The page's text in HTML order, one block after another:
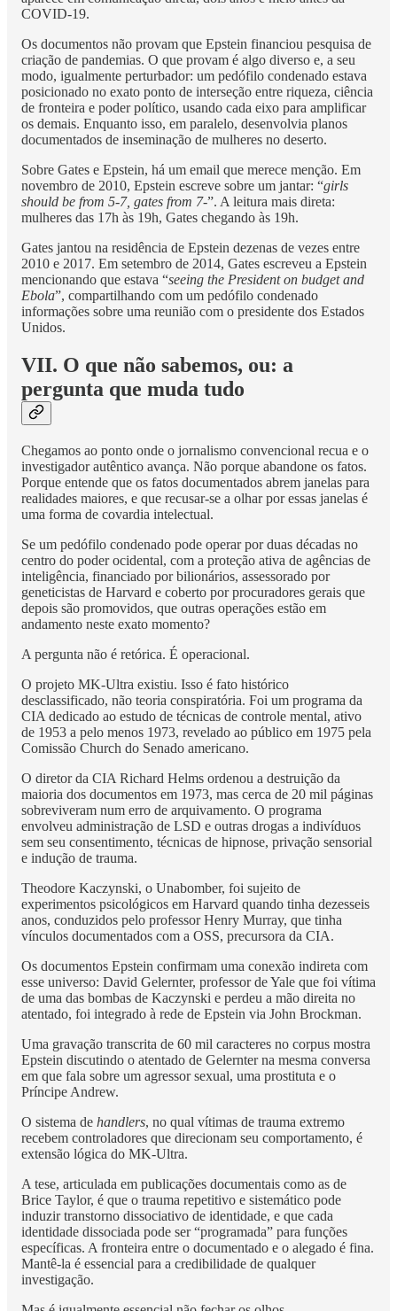
COVID-19.
Os documentos não provam que Epstein financiou pesquisa de
criação de pandemias. O que provam é algo diverso e, a seu
modo, igualmente perturbador: um pedófilo condenado estava
posicionado no exato ponto de interseção entre riqueza, ciência
de fronteira e poder político, usando cada eixo para amplificar
os demais. Enquanto isso, em paralelo, desenvolvia planos
documentados de inseminação de mulheres no deserto.
Sobre Gates e Epstein, há um email que merece menção. Em
novembro de 2010, Epstein escreve sobre um jantar: “girls
should be from 5-7, gates from 7-”. A leitura mais direta:
mulheres das 17h às 19h, Gates chegando às 19h.
Gates jantou na residência de Epstein dezenas de vezes entre
2010 e 2017. Em setembro de 2014, Gates escreveu a Epstein
mencionando que estava “seeing the President on budget and
Ebola”, compartilhando com um pedófilo condenado
informações sobre uma reunião com o presidente dos Estados
Unidos.
VII. O que não sabemos, ou: a
pergunta que muda tudo
Chegamos ao ponto onde o jornalismo convencional recua e o
investigador autêntico avança. Não porque abandone os fatos.
Porque entende que os fatos documentados abrem janelas para
realidades maiores, e que recusar-se a olhar por essas janelas é
uma forma de covardia intelectual.
Se um pedófilo condenado pode operar por duas décadas no
centro do poder ocidental, com a proteção ativa de agências de
inteligência, financiado por bilionários, assessorado por
geneticistas de Harvard e coberto por procuradores gerais que
depois são promovidos, que outras operações estão em
andamento neste exato momento?
A pergunta não é retórica. É operacional.
O projeto MK-Ultra existiu. Isso é fato histórico
desclassificado, não teoria conspiratória. Foi um programa da
CIA dedicado ao estudo de técnicas de controle mental, ativo
de 1953 a pelo menos 1973, revelado ao público em 1975 pela
Comissão Church do Senado americano.
O diretor da CIA Richard Helms ordenou a destruição da
maioria dos documentos em 1973, mas cerca de 20 mil páginas
sobreviveram num erro de arquivamento. O programa
envolveu administração de LSD e outras drogas a indivíduos
sem seu consentimento, técnicas de hipnose, privação sensorial
e indução de trauma.
Theodore Kaczynski, o Unabomber, foi sujeito de
experimentos psicológicos em Harvard quando tinha dezesseis
anos, conduzidos pelo professor Henry Murray, que tinha
vínculos documentados com a OSS, precursora da CIA.
Os documentos Epstein confirmam uma conexão indireta com
esse universo: David Gelernter, professor de Yale que foi vítima
de uma das bombas de Kaczynski e perdeu a mão direita no
atentado, foi integrado à rede de Epstein via John Brockman.
Uma gravação transcrita de 60 mil caracteres no corpus mostra
Epstein discutindo o atentado de Gelernter na mesma conversa
em que fala sobre um agressor sexual, uma prostituta e o
Príncipe Andrew.
O sistema de handlers, no qual vítimas de trauma extremo
recebem controladores que direcionam seu comportamento, é
extensão lógica do MK-Ultra.
A tese, articulada em publicações documentais como as de
Brice Taylor, é que o trauma repetitivo e sistemático pode
induzir transtorno dissociativo de identidade, e que cada
identidade dissociada pode ser “programada” para funções
específicas. A fronteira entre o documentado e o alegado é fina.
Mantê-la é essencial para a credibilidade de qualquer
investigação.